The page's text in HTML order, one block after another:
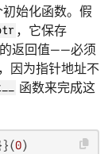
初始化函数。假
，它保存
返回值——必须
因为指针地址不
函数来完成这
0